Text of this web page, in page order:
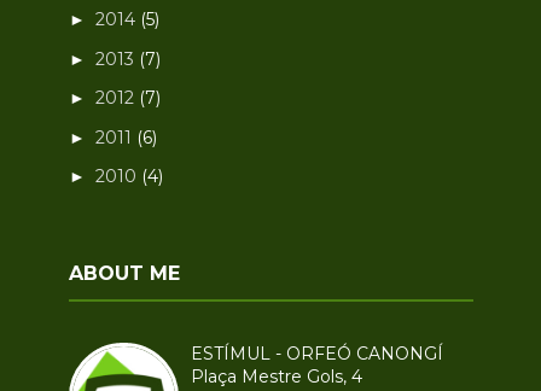
► 2014 (5)
► 2013 (7)
► 2012 (7)
► 2011 (6)
► 2010 (4)
ABOUT ME
ESTÍMUL - ORFEÓ CANONGÍ
Plaça Mestre Gols, 4